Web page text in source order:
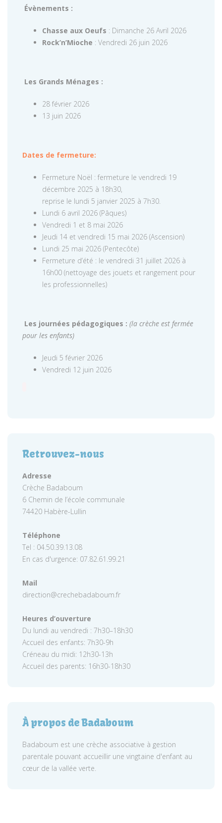
Évènements :
Chasse aux Oeufs : Dimanche 26 Avril 2026
Rock’n’Mioche : Vendredi 26 juin 2026
Les Grands Ménages :
28 février 2026
13 juin 2026
Dates de fermeture:
Fermeture Noël : fermeture le vendredi 19
décembre 2025 à 18h30,
reprise le lundi 5 janvier 2025 à 7h30.
Lundi 6 avril 2026 (Pâques)
Vendredi 1 et 8 mai 2026
Jeudi 14 et vendredi 15 mai 2026 (Ascension)
Lundi 25 mai 2026 (Pentecôte)
Fermeture d’été : le vendredi 31 juillet 2026 à
16h00 (nettoyage des jouets et rangement pour
les professionnelles)
Les journées pédagogiques : (la crèche est fermée
pour les enfants)
Jeudi 5 février 2026
Vendredi 12 juin 2026
Retrouvez-nous
Adresse
Crèche Badaboum
6 Chemin de l’école communale
74420 Habère-Lullin
Téléphone
Tel : 04.50.39.13.08
En cas d'urgence: 07.82.61.99.21
Mail
direction@crechebadaboum.fr
Heures d’ouverture
Du lundi au vendredi : 7h30–18h30
Accueil des enfants: 7h30-9h
Créneau du midi: 12h30-13h
Accueil des parents: 16h30-18h30
À propos de Badaboum
Badaboum est une crèche associative à gestion
parentale pouvant accueillir une vingtaine d'enfant au
cœur de la vallée verte.